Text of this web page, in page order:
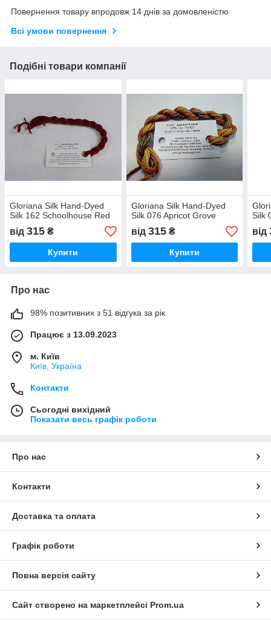
Повернення товару впродовж 14 днів за домовленістю
Всі умови повернення
Подібні товари компанії
Gloriana Silk Hand-Dyed
Silk 162 Schoolhouse Red
від 315 ₴
Купити
Gloriana Silk Hand-Dyed
Silk 076 Apricot Grove
від 315₴
Купити
Silk
від
Про нас
98% позитивних з 51 відгука за рік
Працює з 13.09.2023
м. Київ
Київ, Україна
Контакти
Сьогодні вихідний
Показати весь графік роботи
Про нас
Контакти
Доставка та оплата
Графік роботи
Повна версія сайту
Сайт створено на маркетплейсі Prom.ua